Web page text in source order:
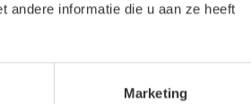
andere informatie die u aan ze heeft
Marketing
En ik vind dat er zonder Sentinel